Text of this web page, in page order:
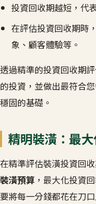
投資回收期越短，代
在評估投資回收期時
象、顧客體驗等。
透過精準的投資回收期
的投資，並做出最符合
穩固的基礎。
精明裝潢：最
在精準評估裝潢投資回
裝潢預算 ，最大化投資
要將每一分錢都花在刀